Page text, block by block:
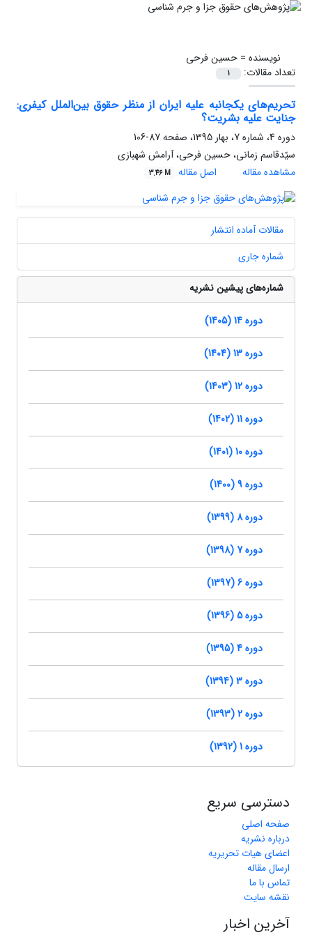
نویسنده =حسین فرحی
تعداد مقالات:
1
تحریم‌های یکجانبه علیه ایران از منظر حقوق بین‌الملل کیفری:
جنایت علیه بشریت؟
دوره 4، شماره 7، بهار 1395، صفحه
87-106
سیّدقاسم زمانی، حسین فرحی، آرامش شهبازی
مشاهده مقاله
اصل مقاله 3.46 M
مقالات آماده انتشار
شماره جاری
شماره‌های پیشین نشریه
دوره 14 (1405)
دوره 13 (1404)
دوره 12 (1403)
دوره 11 (1402)
دوره 10 (1401)
دوره 9 (1400)
دوره 8 (1399)
دوره 7 (1398)
دوره 6 (1397)
دوره 5 (1396)
دوره 4 (1395)
دوره 3 (1394)
دوره 2 (1393)
دوره 1 (1392)
دسترسی سریع
صفحه اصلی
درباره نشریه
اعضای هیات تحریریه
ارسال مقاله
تماس با ما
نقشه سایت
آخرین اخبار